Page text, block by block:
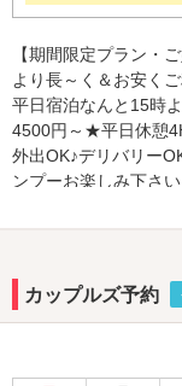
【期間限定プラン・
より長～く＆お安く
平日宿泊なんと15時
4500円～★平日休憩
外出OK♪デリバリー
ンプーお楽しみ下さい
全部屋VOD導入 映画
カップルズ予約